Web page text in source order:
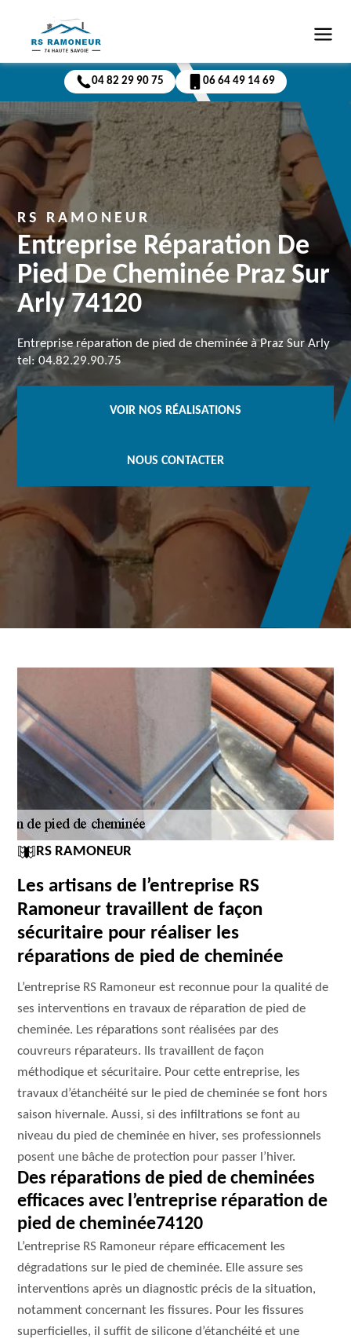
04 82 29 90 75 06 64 49 14 69
RS RAMONEUR
Entreprise Réparation De
Pied De Cheminée Praz Sur
Arly 74120
Entreprise réparation de pied de cheminée à Praz Sur Arly
tel: 04.82.29.90.75
VOIR NOS RÉALISATIONS
NOUS CONTACTER
RS RAMONEUR
Les artisans de l’entreprise RS
Ramoneur travaillent de façon
sécuritaire pour réaliser les
réparations de pied de cheminée
L’entreprise RS Ramoneur est reconnue pour la qualité de
ses interventions en travaux de réparation de pied de
cheminée. Les réparations sont réalisées par des
couvreurs réparateurs. Ils travaillent de façon
méthodique et sécuritaire. Pour cette entreprise, les
travaux d’étanchéité sur le pied de cheminée se font hors
saison hivernale. Aussi, si des infiltrations se font au
niveau du pied de cheminée en hiver, ses professionnels
posent une bâche de protection pour passer l’hiver.
Des réparations de pied de cheminées
efficaces avec l’entreprise réparation de
pied de cheminée74120
L’entreprise RS Ramoneur répare efficacement les
dégradations sur le pied de cheminée. Elle assure ses
interventions après un diagnostic précis de la situation,
notamment concernant les fissures. Pour les fissures
superficielles, il suffit de silicone d’étanchéité et une